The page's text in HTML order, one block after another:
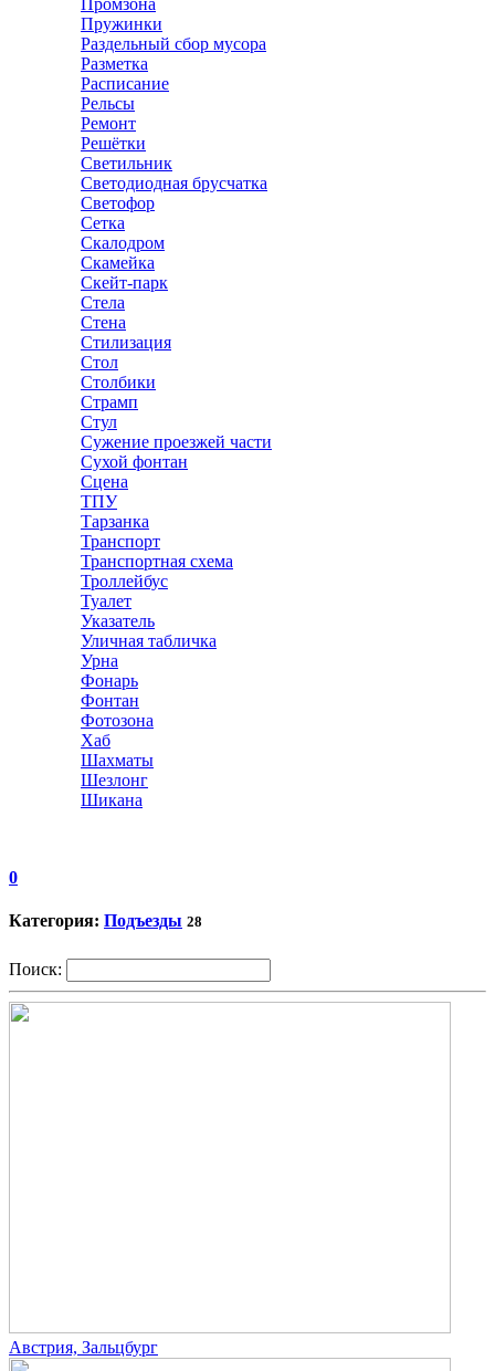
Пружинки
Раздельный сбор мусора
Разметка
Расписание
Рельсы
Ремонт
Решётки
Светильник
Светодиодная брусчатка
Светофор
Сетка
Скалодром
Скамейка
Скейт-парк
Стела
Стена
Стилизация
Стол
Столбики
Страмп
Стул
Сужение проезжей части
Сухой фонтан
Сцена
ТПУ
Тарзанка
Транспорт
Транспортная схема
Троллейбус
Туалет
Указатель
Уличная табличка
Урна
Фонарь
Фонтан
Фотозона
Хаб
Шахматы
Шезлонг
Шикана
0
Категория: Подъезды 28
Поиск:
Австрия, Зальцбург